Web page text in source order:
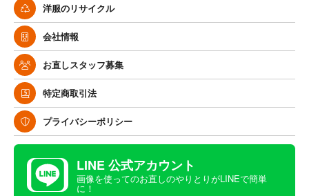
洋服のリサイクル
会社情報
お直しスタッフ募集
特定商取引法
プライバシーポリシー
LINE 公式アカウント
画像を使ってのお直しのやりとりがLINEで簡単
に！